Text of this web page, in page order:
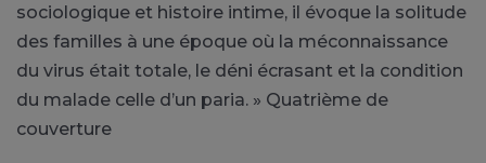
sociologique et histoire intime, il évoque la solitude
des familles à une époque où la méconnaissance
du virus était totale, le déni écrasant et la condition
du malade celle d’un paria. » Quatrième de
couverture